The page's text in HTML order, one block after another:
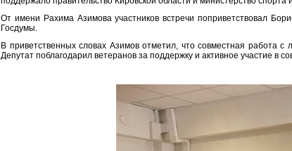
От имени Рахима Азимова участников встречи поприветствовал
Госдумы.
В приветственных словах Азимов отметил, что совместная работа
Депутат поблагодарил ветеранов за поддержку и активное участие в